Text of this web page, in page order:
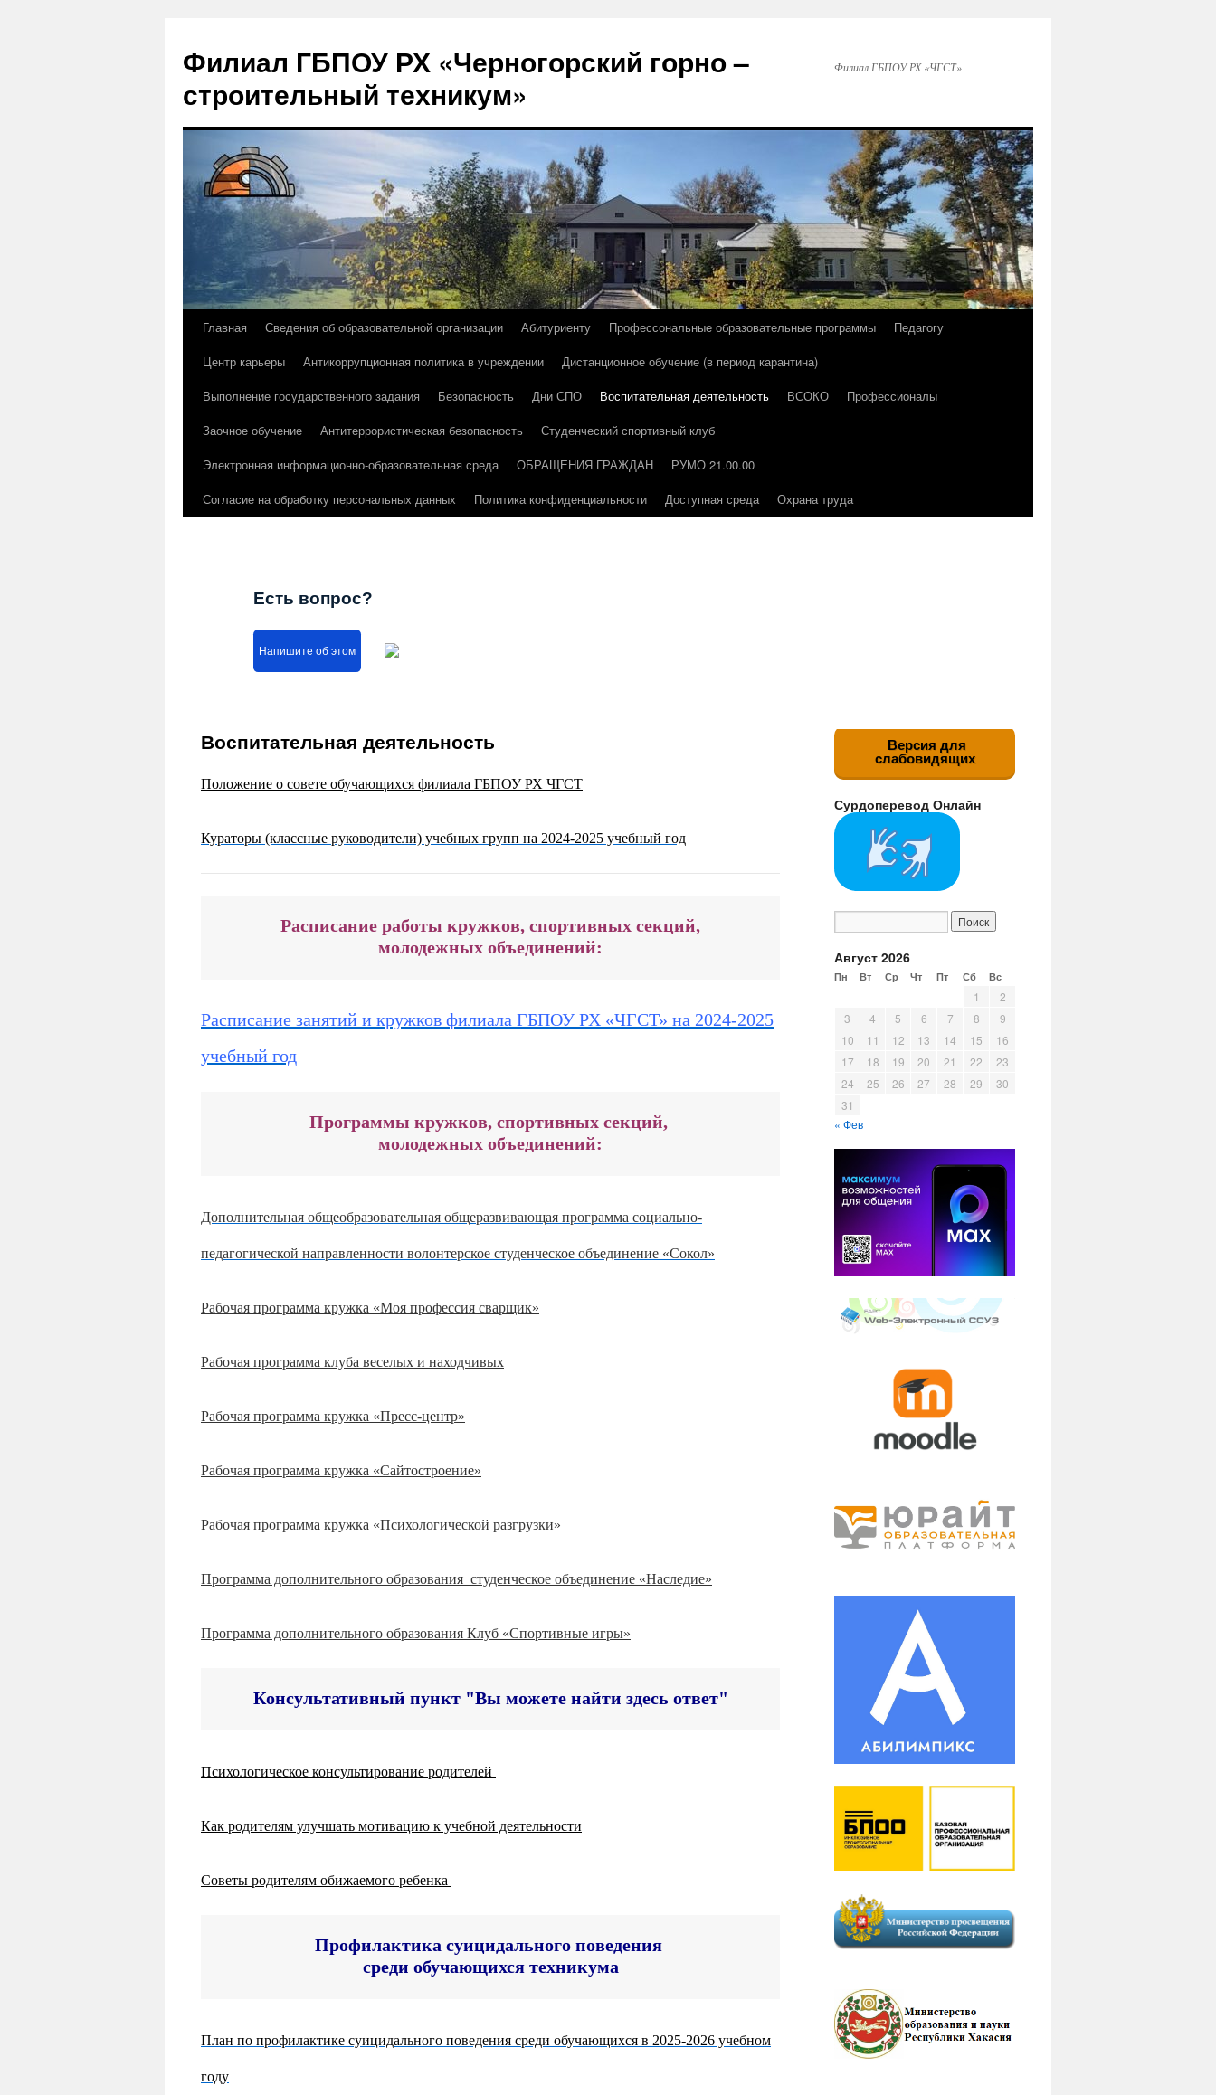
Филиал ГБПОУ РХ «Черногорский горно –
строительный техникум»
Филиал ГБПОУ РХ «ЧГСТ»
Перейти
содержимому
Главная Сведения об образовательной организации Абитуриенту Профессональные образовательные программы
Педагогу
Центр карьеры
Антикоррупционная политика в учреждении
Дистанционное обучение (в период карантина)
Выполнение государственного задания
Безопасность Дни СПО Воспитательная деятельность ВСОКО
Профессионалы
Заочное обучение
Антитеррористическая безопасность
Студенческий спортивный клуб
Электронная информационно-образовательная среда
ОБРАЩЕНИЯ ГРАЖДАН
РУМО 21.00.00
Согласие на обработку персональных данных
Политика конфиденциальности Доступная среда Охрана труда
Есть вопрос?
Напишите об этом
Воспитательная деятельность
Положение о совете обучающихся филиала ГБПОУ РХ ЧГСТ
Кураторы (классные руководители) учебных групп на 2024-2025 учебный год
Расписание работы кружков, спортивных секций,
молодежных объединений:
Расписание занятий и кружков филиала ГБПОУ РХ «ЧГСТ» на 2024-2025
учебный год
Программы кружков, спортивных секций,
молодежных объединений:
Дополнительная общеобразовательная общеразвивающая программа социально-
педагогической направленности волонтерское студенческое объединение «Сокол»
Рабочая программа кружка «Моя профессия сварщик»
Рабочая программа клуба веселых и находчивых
Рабочая программа кружка «Пресс-центр»
Рабочая программа кружка «Сайтостроение»
Рабочая программа кружка «Психологической разгрузки»
Программа дополнительного образования студенческое объединение «Наследие»
Программа дополнительного образования Клуб «Спортивные игры»
Консультативный пункт "Вы можете найти здесь ответ"
Психологическое консультирование родителей
Как родителям улучшать мотивацию к учебной деятельности
Советы родителям обижаемого ребенка
Профилактика суицидального поведения
среди обучающихся техникума
План по профилактике суицидального поведения среди обучающихся в 2025-2026 учебном
году
Версия для
слабовидящих
Сурдоперевод Онлайн
Август 2026
Пн Вт Ср Чт Пт Сб Вс
1
2
3
4 5 6 7 8
9
10
11 12 13 14 15
16
17
18 19 20 21 22
23
24
25 26 27 28 29
30
31
« Фев